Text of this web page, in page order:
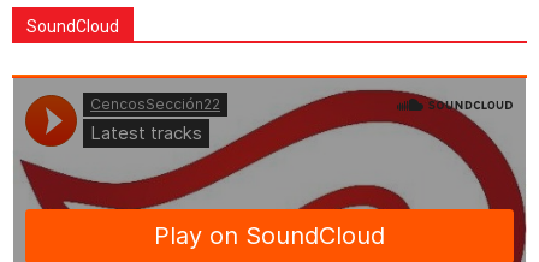
SoundCloud